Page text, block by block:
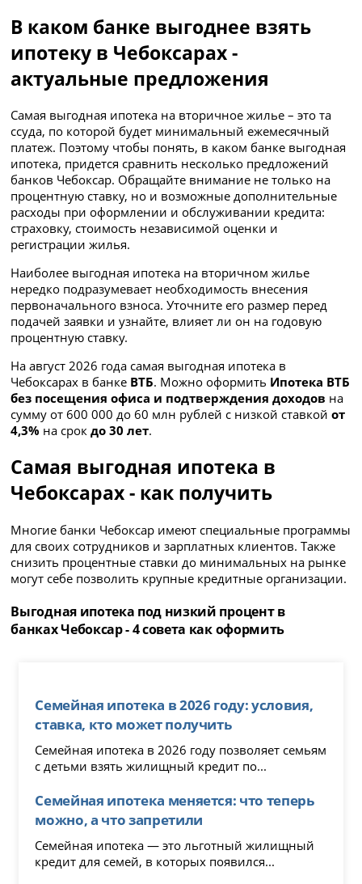
В каком банке выгоднее взять
ипотеку в Чебоксарах -
актуальные предложения
Самая выгодная ипотека на вторичное жилье – это та
ссуда, по которой будет минимальный ежемесячный
платеж. Поэтому чтобы понять, в каком банке выгодная
ипотека, придется сравнить несколько предложений
банков Чебоксар. Обращайте внимание не только на
процентную ставку, но и возможные дополнительные
расходы при оформлении и обслуживании кредита:
страховку, стоимость независимой оценки и
регистрации жилья.
Наиболее выгодная ипотека на вторичном жилье
нередко подразумевает необходимость внесения
первоначального взноса. Уточните его размер перед
подачей заявки и узнайте, влияет ли он на годовую
процентную ставку.
На август 2026 года самая выгодная ипотека в
Чебоксарах в банке ВТБ. Можно оформить Ипотека ВТБ
без посещения офиса и подтверждения доходов на
сумму от 600 000 до 60 млн рублей с низкой ставкойот
4,3% на срокдо 30 лет.
Самая выгодная ипотека в
Чебоксарах - как получить
Многие банки Чебоксар имеют специальные программы
для своих сотрудников и зарплатных клиентов. Также
снизить процентные ставки до минимальных на рынке
могут себе позволить крупные кредитные организации.
Выгодная ипотека под низкий процент в
банках Чебоксар - 4 совета как оформить
Семейная ипотека в 2026 году: условия,
ставка, кто может получить
Семейная ипотека в 2026 году позволяет семьям
с детьми взять жилищный кредит по...
Семейная ипотека меняется: что теперь
можно, а что запретили
Семейная ипотека — это льготный жилищный
кредит для семей, в которых появился...